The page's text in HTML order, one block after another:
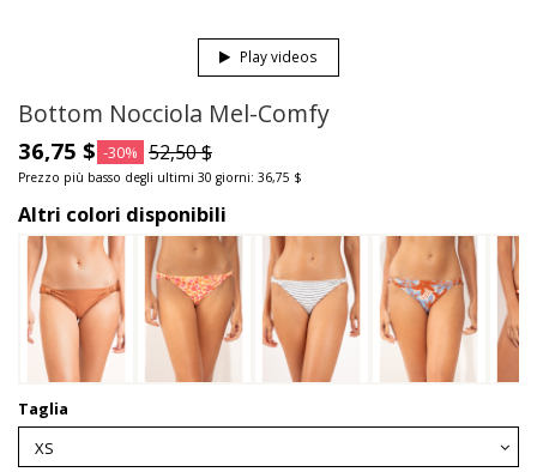
Play videos
Bottom Nocciola Mel-Comfy
36,75 $ -30% 52,50 $
Prezzo più basso degli ultimi 30 giorni: 36,75 $
Altri colori disponibili
Taglia